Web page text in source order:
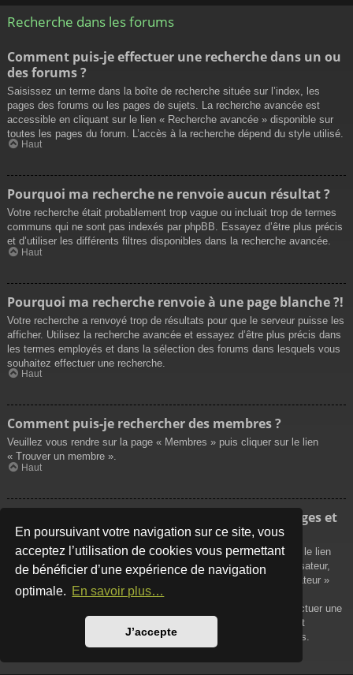
En poursuivant votre navigation sur ce site, vous
acceptez l’utilisation de cookies vous permettant
de bénéficier d’une expérience de navigation
optimale. En savoir plus…
J’accepte
Recherche dans les forums
Comment puis-je effectuer une recherche dans un ou
des forums ?
Saisissez un terme dans la boîte de recherche située sur l’index, les
pages des forums ou les pages de sujets. La recherche avancée est
accessible en cliquant sur le lien « Recherche avancée » disponible sur
toutes les pages du forum. L’accès à la recherche dépend du style utilisé.
Haut
Pourquoi ma recherche ne renvoie aucun résultat ?
Votre recherche était probablement trop vague ou incluait trop de termes
communs qui ne sont pas indexés par phpBB. Essayez d’être plus précis
et d’utiliser les différents filtres disponibles dans la recherche avancée.
Haut
Pourquoi ma recherche renvoie à une page blanche ?!
Votre recherche a renvoyé trop de résultats pour que le serveur puisse les
afficher. Utilisez la recherche avancée et essayez d’être plus précis dans
les termes employés et dans la sélection des forums dans lesquels vous
souhaitez effectuer une recherche.
Haut
Comment puis-je rechercher des membres ?
Veuillez vous rendre sur la page « Membres » puis cliquer sur le lien
« Trouver un membre ».
Haut
Comment puis-je retrouver mes propres messages et
sujets ?
Vos propres messages peuvent être affichés soit en cliquant sur le lien
« Afficher vos messages » dans le panneau de contrôle de l’utilisateur,
soit en cliquant sur le lien « Rechercher les messages de l’utilisateur »
sur la page de votre propre profil ou soit en cliquant sur le menu
« Raccourcis » situé sur la partie supérieure du forum. Pour effectuer une
recherche de vos propres sujets, utilisez la recherche avancée et
remplissez convenablement les options qui vous sont disponibles.